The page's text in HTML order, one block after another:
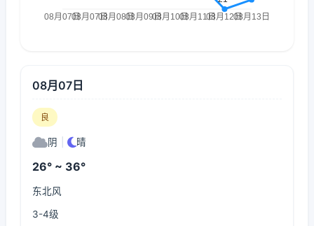
08月07日
良
阴 晴
26° ~ 36°
东北风
3-4级